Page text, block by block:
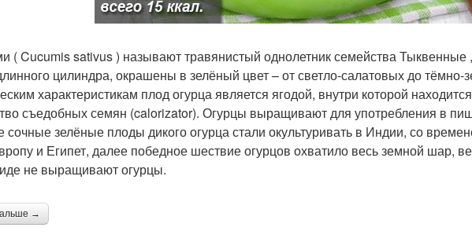
( Cucumis sativus ) называют травянистый однолетник семейства
цилиндра, окрашены в зелёный цвет – от светло-салатовых до тёмно-
характеристикам плод огурца является ягодой, внутри которой
съедобных семян (calorizator). Огурцы выращивают для употребления в
сочные зелёные плоды дикого огурца стали окультуривать в Индии, со
и Египет, далее победное шествие огурцов охватило весь земной шар,
не выращивают огурцы.
→